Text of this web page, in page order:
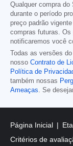
Qualquer compra
durante o período
preço padrão
compras futuras.
notificaremos você
Todas as versões
nosso Contrato de
Política de
também nossas
Ameaças. Se
Página Inicial
Critérios de